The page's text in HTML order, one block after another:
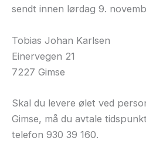
sendt innen lørdag 9.
Tobias Johan Karlsen
Einervegen 21
7227 Gimse
Skal du levere ølet ved
Gimse, må du avtale
telefon 930 39 160.